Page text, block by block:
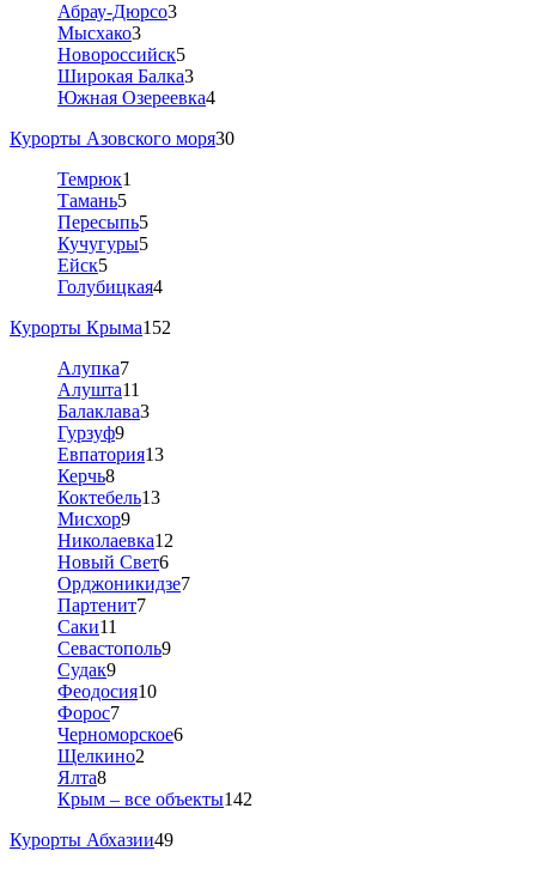
Абрау-Дюрсо3
Мысхако3
Новороссийск5
Широкая Балка3
Южная Озереевка4
Курорты Азовского моря30
Темрюк1
Тамань5
Пересыпь5
Кучугуры5
Ейск5
Голубицкая4
Курорты Крыма152
Алупка7
Алушта11
Балаклава3
Гурзуф9
Евпатория13
Керчь8
Коктебель13
Мисхор9
Николаевка12
Новый Свет6
Орджоникидзе7
Партенит7
Саки11
Севастополь9
Судак9
Феодосия10
Форос7
Черноморское6
Щелкино2
Ялта8
Крым – все объекты142
Курорты Абхазии49